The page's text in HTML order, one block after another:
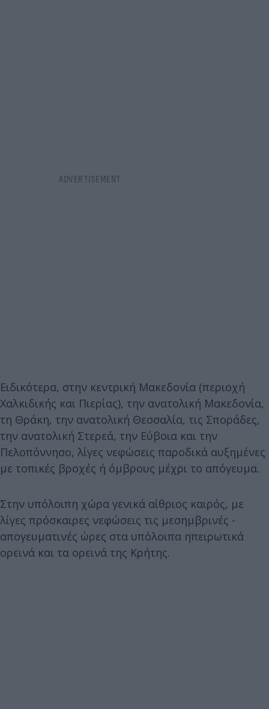
Ειδικότερα, στην κεντρική Μακεδονία (περιοχή
Χαλκιδικής και Πιερίας), την ανατολική Μακεδονία,
τη Θράκη, την ανατολική Θεσσαλία, τις Σποράδες,
την ανατολική Στερεά, την Εύβοια και την
Πελοπόννησο, λίγες νεφώσεις παροδικά αυξημένες
με τοπικές βροχές ή όμβρους μέχρι το απόγευμα.
Στην υπόλοιπη χώρα γενικά αίθριος καιρός, με
λίγες πρόσκαιρες νεφώσεις τις μεσημβρινές -
απογευματινές ώρες στα υπόλοιπα ηπειρωτικά
ορεινά και τα ορεινά της Κρήτης.